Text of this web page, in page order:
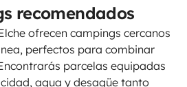
recomendados
ofrecen campings cercanos
perfectos para combinar
parcelas equipadas
agua y desagüe tanto